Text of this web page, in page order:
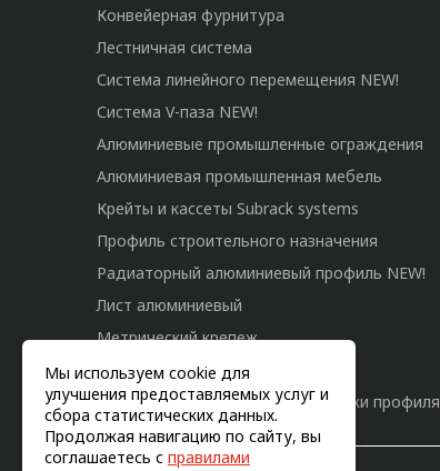
Мы используем cookie для
улучшения предоставляемых услуг и
сбора статистических данных.
Продолжая навигацию по сайту, вы
соглашаетесь с правилами
Конвейерная фурнитура
Лестничная система
Система линейного перемещения NEW!
Система V-паза NEW!
Алюминиевые промышленные ограждения
Алюминиевая промышленная мебель
Крейты и кассеты Subrack systems
Профиль строительного назначения
Радиаторный алюминиевый профиль NEW!
Лист алюминиевый
Метрический крепеж
Конструкции из профиля
Услуги дополнительной обработки профиля